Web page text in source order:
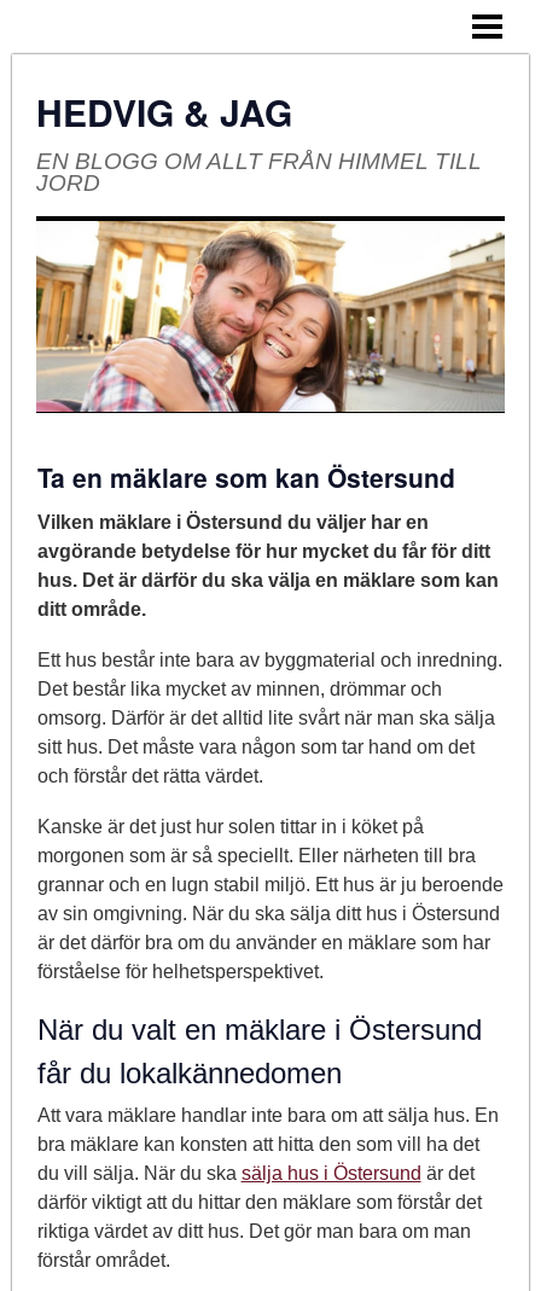
HEDVIG & JAG
EN BLOGG OM ALLT FRÅN HIMMEL TILL
JORD
Ta en mäklare som kan Östersund
Vilken mäklare i Östersund du väljer har en
avgörande betydelse för hur mycket du får för ditt
hus. Det är därför du ska välja en mäklare som kan
ditt område.
Ett hus består inte bara av byggmaterial och inredning.
Det består lika mycket av minnen, drömmar och
omsorg. Därför är det alltid lite svårt när man ska sälja
sitt hus. Det måste vara någon som tar hand om det
och förstår det rätta värdet.
Kanske är det just hur solen tittar in i köket på
morgonen som är så speciellt. Eller närheten till bra
grannar och en lugn stabil miljö. Ett hus är ju beroende
av sin omgivning. När du ska sälja ditt hus i Östersund
är det därför bra om du använder en mäklare som har
förståelse för helhetsperspektivet.
När du valt en mäklare i Östersund
får du lokalkännedomen
Att vara mäklare handlar inte bara om att sälja hus. En
bra mäklare kan konsten att hitta den som vill ha det
du vill sälja. När du ska sälja hus i Östersund är det
därför viktigt att du hittar den mäklare som förstår det
riktiga värdet av ditt hus. Det gör man bara om man
förstår området.